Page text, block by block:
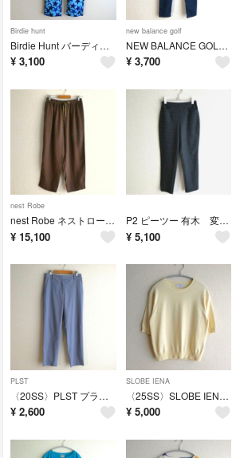
Birdie hunt
Birdie Hunt バーディーハント 星柄 ゴルフパンツ サイズ34
¥ 3,100
new balance golf
NEW BALANCE GOLF ボストンテリア レディース ゴルフパンツ
¥ 3,700
nest Robe
nest Robe ネストローブ リネンイージーパンツ
¥ 15,100
P2 ピーツー 有木 変形格子柄ジャカードスリムパンツ
¥ 5,100
PLST
〈20SS〉PLST プラステ リネンブレンド スティックパンツ サイズL
¥ 2,600
SLOBE IENA
〈25SS〉SLOBE IENA ハーフスリーブプルオーバー 半袖ニット
¥ 5,000